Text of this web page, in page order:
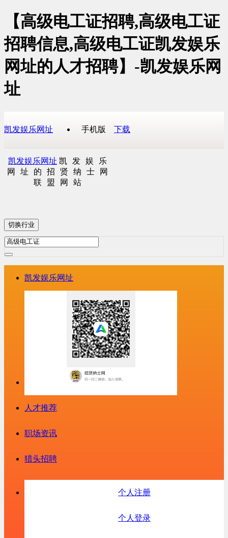
【高级电工证招聘,高级电工证
招聘信息,高级电工证凯发娱乐
网址的人才招聘】-凯发娱乐网
址
凯发娱乐网址 手机版 下载
凯发娱乐网址 凯发娱乐
网址的招贤纳士网
联盟网站
切换行业
凯发娱乐网址
人才推荐
职场资讯
猎头招聘
个人注册
个人登录